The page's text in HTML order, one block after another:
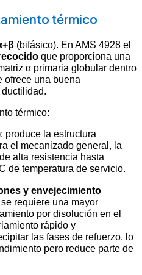
térmico
(bifásico). En AMS 4928 el
que proporciona una
α primaria globular dentro
ofrece una buena
térmico:
: produce la estructura
el mecanizado general, la
alta resistencia hasta
de temperatura de servicio.
y envejecimiento
requiere una mayor
por disolución en el
rápido y
las fases de refuerzo, lo
pero reduce parte de